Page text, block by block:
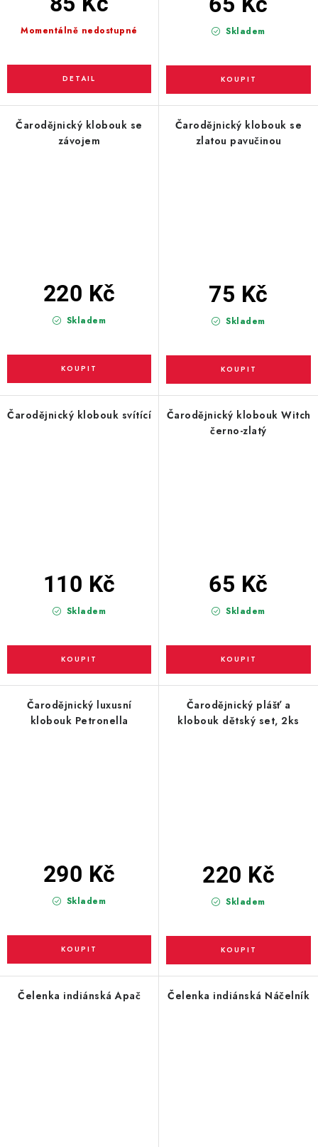
Momentálně nedostupné Skladem
Čarodějnický klobouk se
závojem
Skladem
220 Kč
Čarodějnický klobouk se
zlatou pavučinou
Skladem
75 Kč
Čarodějnický klobouk svítící
Skladem
110 Kč
Čarodějnický klobouk Witch
černo-zlatý
Skladem
65 Kč
Čarodějnický luxusní
klobouk Petronella
Skladem
290 Kč
Čarodějnický plášť a
klobouk dětský set, 2ks
Skladem
220 Kč
Čelenka indiánská Apač Čelenka indiánská Náčelník